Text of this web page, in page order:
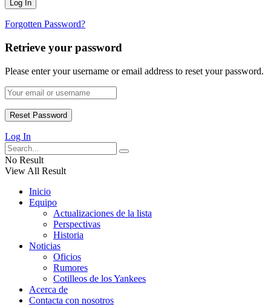
Forgotten Password?
Retrieve your password
Please enter your username or email address to reset your password.
Log In
No Result
View All Result
Inicio
Equipo
Actualizaciones de la lista
Perspectivas
Historia
Noticias
Oficios
Rumores
Cotilleos de los Yankees
Acerca de
Contacta con nosotros